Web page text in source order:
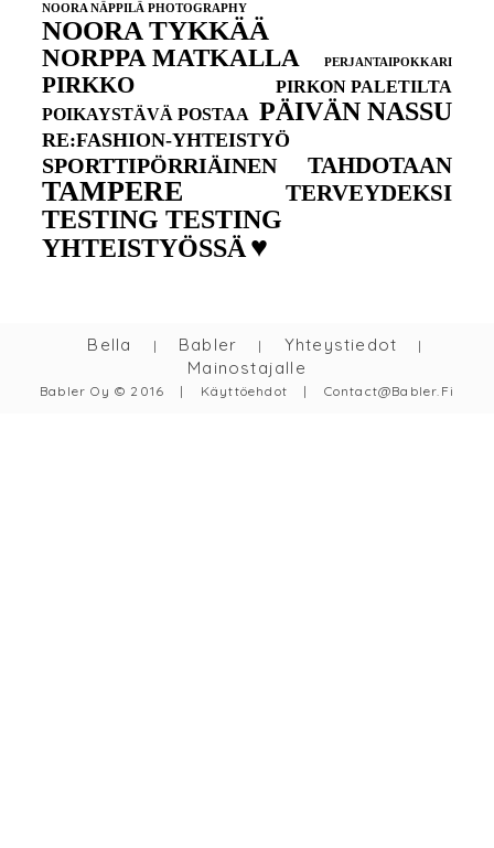
NOORA NÄPPILÄ PHOTOGRAPHY
NOORA TYKKÄÄ
NORPPA MATKALLA PERJANTAIPOKKARI
PIRKKO
PIRKON PALETILTA
POIKAYSTÄVÄ POSTAA PÄIVÄN NASSU
RE:FASHION-YHTEISTYÖ
SPORTTIPÖRRIÄINEN TAHDOTAAN
TAMPERE TERVEYDEKSI
TESTING TESTING
YHTEISTYÖSSÄ ♥
Bella | Babler | Yhteystiedot |
Mainostajalle
Babler Oy © 2016 | Käyttöehdot | Contact@babler.fi